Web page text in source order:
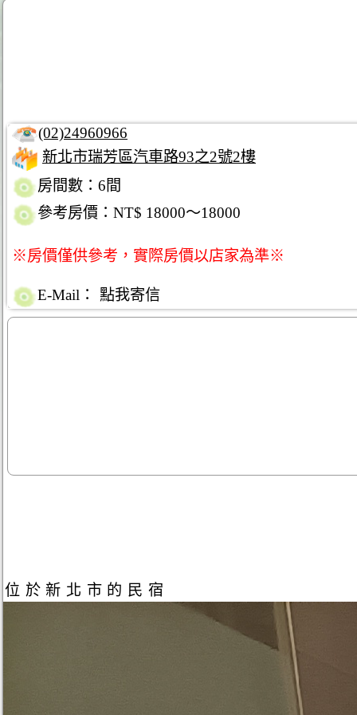
(02)24960966
新北市瑞芳區汽車路93之2號2樓
房間數：6間
參考房價：NT$ 18000～18000
※房價僅供參考，實際房價以店家為準※
E-Mail： 點我寄信
位於新北市的民宿